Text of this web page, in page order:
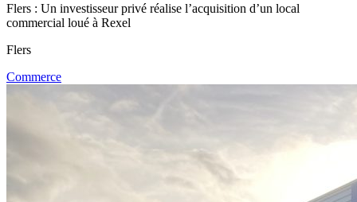
Flers : Un investisseur privé réalise l’acquisition d’un local
commercial loué à Rexel
Flers
Commerce